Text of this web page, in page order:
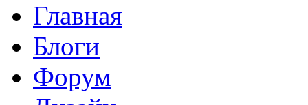
Главная
Блоги
Форум